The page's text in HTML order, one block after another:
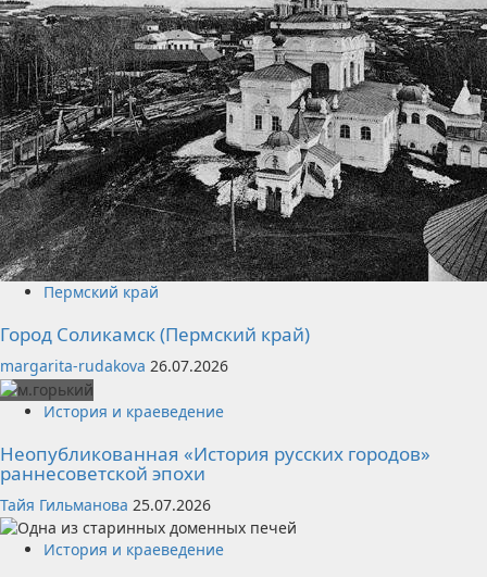
Пермский край
Город Соликамск (Пермский край)
margarita-rudakova 26.07.2026
История и краеведение
Неопубликованная «История русских городов»
раннесоветской эпохи
Тайя Гильманова 25.07.2026
История и краеведение